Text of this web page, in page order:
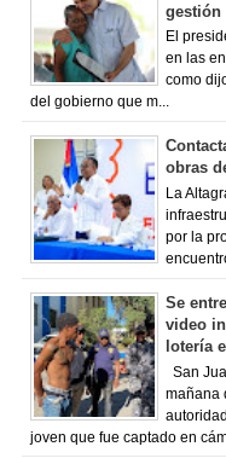
gestión
El
en las
como
del gobierno que m...
obras
La
por la
Se
video
lotería
San
mañana
joven que fue captado en